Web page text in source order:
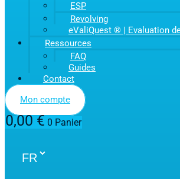
ESP
Revolving
eValiQuest ® | Evaluation
Ressources
FAQ
Guides
Contact
Mon compte
0,00€ 0 Panier